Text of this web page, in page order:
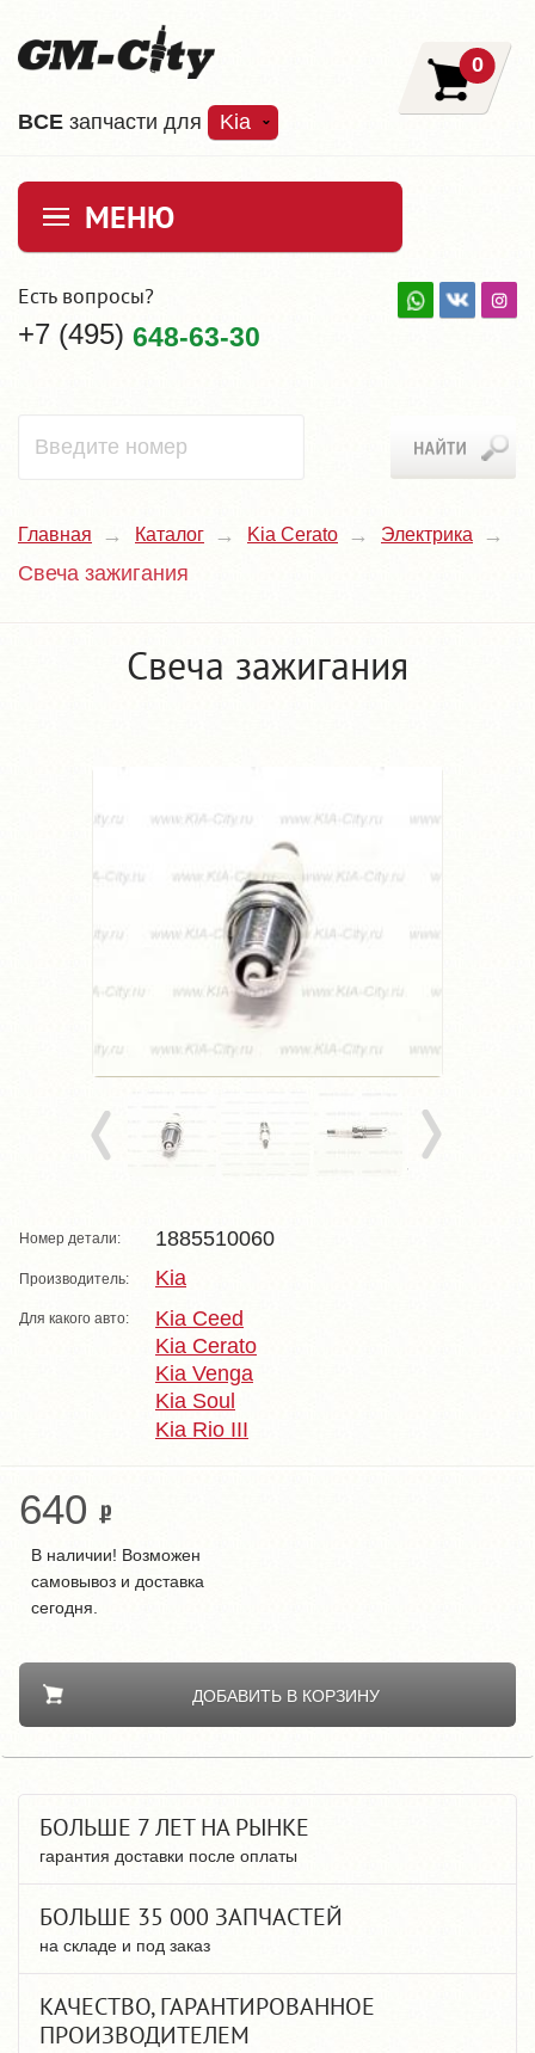
ВCE запчасти для Kia
0
МЕНЮ
Есть вопросы?
+7 (495) 648-63-30
Главная Каталог Kia Cerato Электрика
Свеча зажигания
Свеча зажигания
Номер детали: 1885510060
Производитель: Kia
Для какого авто:
Kia Ceed
Kia Cerato
Kia Venga
Kia Soul
Kia Rio III
640
В наличии! Возможен
самовывоз и доставка
сегодня.
ДОБАВИТЬ В КОРЗИНУ
БОЛЬШЕ 7 ЛЕТ НА РЫНКЕ
гарантия доставки после оплаты
БОЛЬШЕ 35 000 ЗАПЧАСТЕЙ
на складе и под заказ
КАЧЕСТВО, ГАРАНТИРОВАННОЕ
ПРОИЗВОДИТЕЛЕМ